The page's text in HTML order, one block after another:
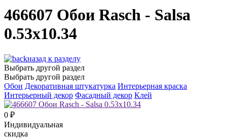
466607 Обои Rasch - Salsa
0.53x10.34
назад к разделу
Выбрать другой раздел
Выбрать другой раздел
Обои Декоративная штукатурка Интерьерная краска
Интерьерный декор Фасадный декор Клей
0 ₽
Индивидуальная
скидка